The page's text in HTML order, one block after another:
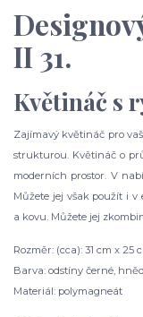
II 31.
Květináč s
Zajímavý květináč pro
strukturou. Květináč o
moderních prostor. V
Můžete jej však použít i
a kovu. Můžete jej
Rozměr: (cca): 31 cm x 25
Barva: odstíny černé,
Materiál: polymagneát